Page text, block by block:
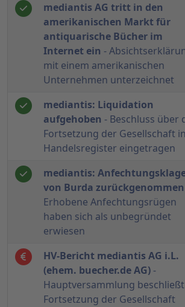
mediantis AG tritt in den
amerikanischen Markt für
antiquarische Bücher im
Internet ein -
mit einem amerikanischen
Unternehmen unterzeichnet
mediantis: Liquidation
aufgehoben - Beschluss über
Fortsetzung der Gesellschaft
Handelsregister eingetragen
mediantis:
von Burda zurückgenommen
Erhobene Anfechtungsrügen
haben sich als unbegründet
erwiesen
HV-Bericht mediantis AG i.L.
(ehem. buecher.de AG)-
Hauptversammlung beschließt
Fortsetzung der Gesellschaft